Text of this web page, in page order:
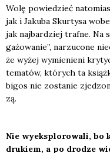
Wolę powie­dzieć
jak i Jaku­ba Skur­ty­sa
jak naj­bar­dziej traf­ne. Na
ga­żo­wa­nie”, narzu­co­ne
że wyżej wymie­nie­ni
tema­tów, któ­rych ta
bigos nie zosta­nie
zą.
Nie wyeks­plo­ro­wa­li, bo
dru­kiem, a po dro­dze